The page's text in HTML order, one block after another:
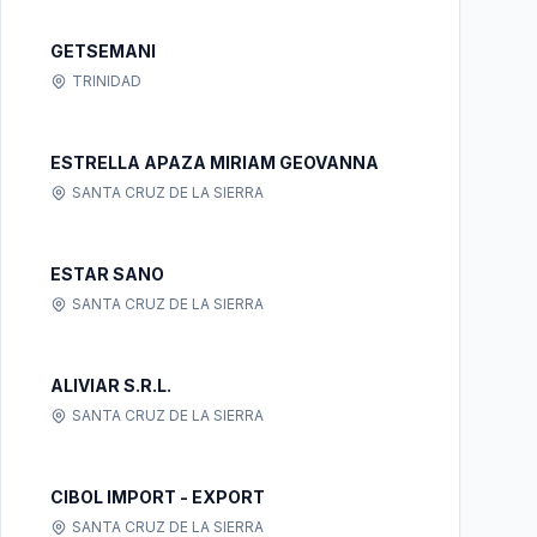
GETSEMANI
TRINIDAD
ESTRELLA APAZA MIRIAM GEOVANNA
SANTA CRUZ DE LA SIERRA
ESTAR SANO
SANTA CRUZ DE LA SIERRA
ALIVIAR S.R.L.
SANTA CRUZ DE LA SIERRA
CIBOL IMPORT - EXPORT
SANTA CRUZ DE LA SIERRA